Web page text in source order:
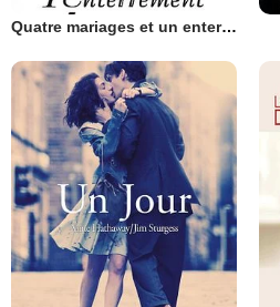
Quatre mariages et un enterrement